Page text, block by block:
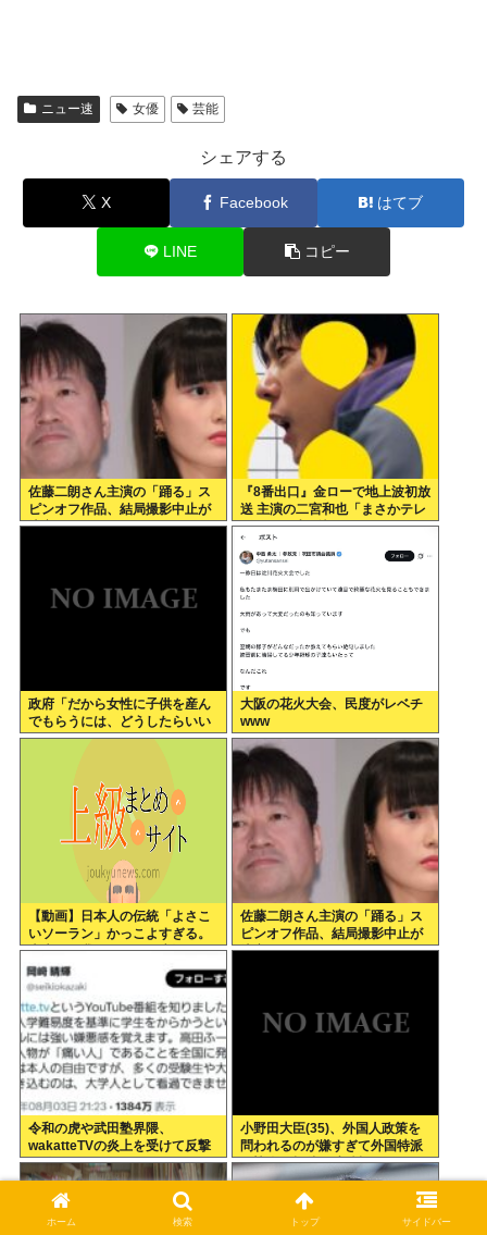
ニュー速 女優 芸能
シェアする
X Facebook はてブ
LINE コピー
佐藤二朗さん主演の「踊る」ス
ピンオフ作品、結局撮影中止が
決定www
『8番出口』金ローで地上波初放
送 主演の二宮和也「まさかテレ
ビにまで迷い込んでしまうと
は」
政府「だから女性に子供を産ん
でもらうには、どうしたらいい
のよ;;」
大阪の花火大会、民度がレベチ
www
【動画】日本人の伝統「よさこ
いソーラン」かっこよすぎる。
古来から我々のDNAに刻まれた
踊り
佐藤二朗さん主演の「踊る」ス
ピンオフ作品、結局撮影中止が
決定www
令和の虎や武田塾界隈、
wakatteTVの炎上を受けて反撃
開始
小野田大臣(35)、外国人政策を
問われるのが嫌すぎて外国特派
員協会の招待を連続拒否www
ホーム 検索 トップ サイドバー